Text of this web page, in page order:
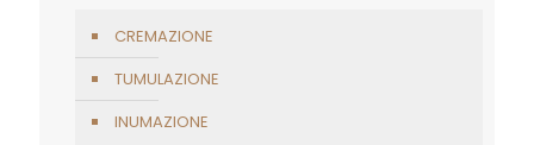
CREMAZIONE
TUMULAZIONE
INUMAZIONE